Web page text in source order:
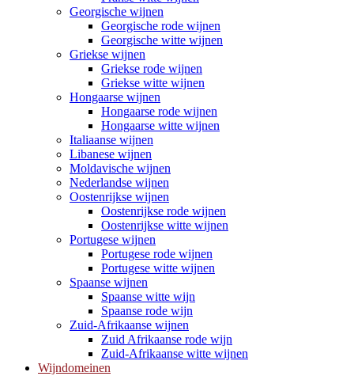
Georgische wijnen
Georgische rode wijnen
Georgische witte wijnen
Griekse wijnen
Griekse rode wijnen
Griekse witte wijnen
Hongaarse wijnen
Hongaarse rode wijnen
Hongaarse witte wijnen
Italiaanse wijnen
Libanese wijnen
Moldavische wijnen
Nederlandse wijnen
Oostenrijkse wijnen
Oostenrijkse rode wijnen
Oostenrijkse witte wijnen
Portugese wijnen
Portugese rode wijnen
Portugese witte wijnen
Spaanse wijnen
Spaanse witte wijn
Spaanse rode wijn
Zuid-Afrikaanse wijnen
Zuid Afrikaanse rode wijn
Zuid-Afrikaanse witte wijnen
Wijndomeinen